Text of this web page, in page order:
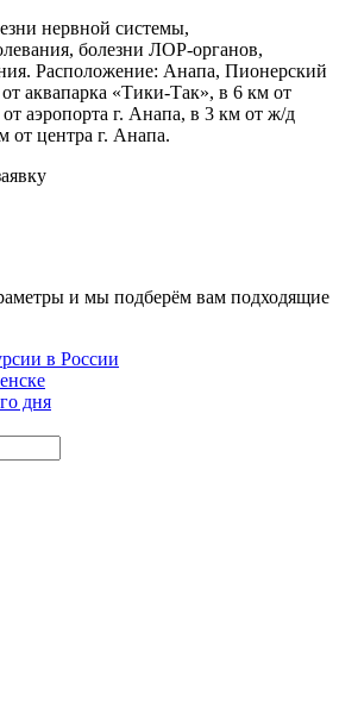
нервной системы,
болезни ЛОР-органов,
Расположение: Анапа, Пионерский
аквапарка «Тики-Так», в 6 км от
аэропорта г. Анапа, в 3 км от ж/д
от центра г. Анапа.
и мы подберём вам подходящие